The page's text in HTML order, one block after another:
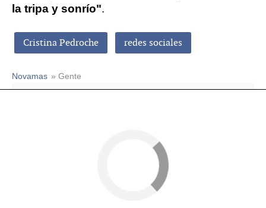
la tripa y sonrío".
Cristina Pedroche redes sociales
Novamas » Gente